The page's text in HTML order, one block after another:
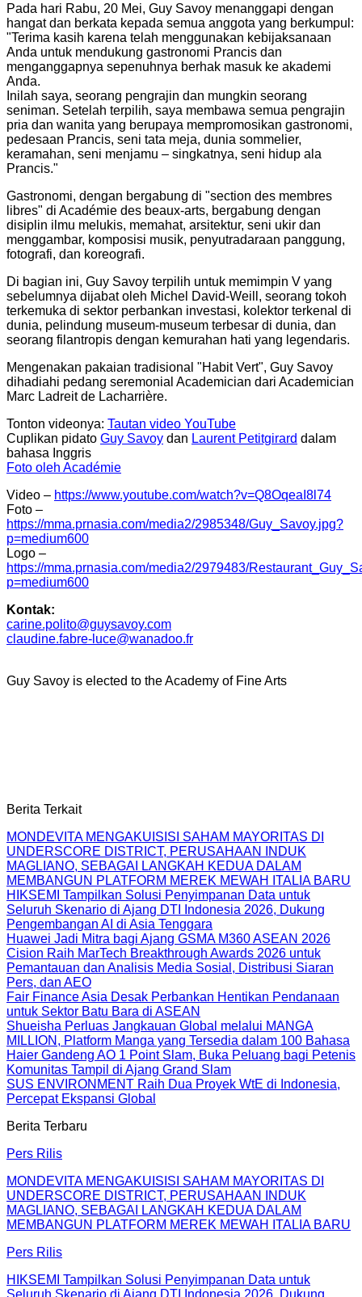
Pada hari Rabu, 20 Mei, Guy Savoy menanggapi dengan
hangat dan berkata kepada semua anggota yang berkumpul:
"Terima kasih karena telah menggunakan kebijaksanaan
Anda untuk mendukung gastronomi Prancis dan
menganggapnya sepenuhnya berhak masuk ke akademi
Anda.
Inilah saya, seorang pengrajin dan mungkin seorang
seniman. Setelah terpilih, saya membawa semua pengrajin
pria dan wanita yang berupaya mempromosikan gastronomi,
pedesaan Prancis, seni tata meja, dunia sommelier,
keramahan, seni menjamu – singkatnya, seni hidup ala
Prancis."
Gastronomi, dengan bergabung di "section des membres
libres" di Académie des beaux-arts, bergabung dengan
disiplin ilmu melukis, memahat, arsitektur, seni ukir dan
menggambar, komposisi musik, penyutradaraan panggung,
fotografi, dan koreografi.
Di bagian ini, Guy Savoy terpilih untuk memimpin V yang
sebelumnya dijabat oleh Michel David-Weill, seorang tokoh
terkemuka di sektor perbankan investasi, kolektor terkenal di
dunia, pelindung museum-museum terbesar di dunia, dan
seorang filantropis dengan kemurahan hati yang legendaris.
Mengenakan pakaian tradisional "Habit Vert", Guy Savoy
dihadiahi pedang seremonial Academician dari Academician
Marc Ladreit de Lacharrière.
Tonton videonya: Tautan video YouTube
Cuplikan pidato Guy Savoy dan Laurent Petitgirard dalam
bahasa Inggris
Foto oleh Académie
Video – https://www.youtube.com/watch?v=Q8OqeaI8l74
Foto –
https://mma.prnasia.com/media2/2985348/Guy_Savoy.jpg?
p=medium600
Logo –
https://mma.prnasia.com/media2/2979483/
p=medium600
Kontak:
carine.polito@guysavoy.com
claudine.fabre-luce@wanadoo.fr
Guy Savoy is elected to the Academy of Fine Arts
Berita Terkait
MONDEVITA MENGAKUISISI SAHAM MAYORITAS DI
UNDERSCORE DISTRICT, PERUSAHAAN INDUK
MAGLIANO, SEBAGAI LANGKAH KEDUA DALAM
MEMBANGUN PLATFORM MEREK MEWAH ITALIA BARU
HIKSEMI Tampilkan Solusi Penyimpanan Data untuk
Seluruh Skenario di Ajang DTI Indonesia 2026, Dukung
Pengembangan AI di Asia Tenggara
Huawei Jadi Mitra bagi Ajang GSMA M360 ASEAN 2026
Cision Raih MarTech Breakthrough Awards 2026 untuk
Pemantauan dan Analisis Media Sosial, Distribusi Siaran
Pers, dan AEO
Fair Finance Asia Desak Perbankan Hentikan Pendanaan
untuk Sektor Batu Bara di ASEAN
Shueisha Perluas Jangkauan Global melalui MANGA
MILLION, Platform Manga yang Tersedia dalam 100 Bahasa
Haier Gandeng AO 1 Point Slam, Buka Peluang bagi Petenis
Komunitas Tampil di Ajang Grand Slam
SUS ENVIRONMENT Raih Dua Proyek WtE di Indonesia,
Percepat Ekspansi Global
Berita Terbaru
Pers Rilis
MONDEVITA MENGAKUISISI SAHAM MAYORITAS DI
UNDERSCORE DISTRICT, PERUSAHAAN INDUK
MAGLIANO, SEBAGAI LANGKAH KEDUA DALAM
MEMBANGUN PLATFORM MEREK MEWAH ITALIA BARU
Pers Rilis
HIKSEMI Tampilkan Solusi Penyimpanan Data untuk
Seluruh Skenario di Ajang DTI Indonesia 2026, Dukung